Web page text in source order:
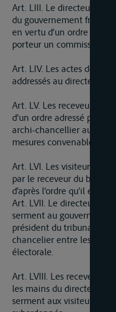
Art. LIII. Le directeur
du gouvernement
en vertu d’un ordre de
porteur un commissaire
Art. LIV. Les actes de
addressés au directeur
Art. LV. Les receveurs et
d’un ordre adressé pour
archi-chancellier au
mesures convenables
Art. LVI. Les visiteurs et
par le receveur du
d’après l’ordre qu’il en
Art. LVII. Le directeur
serment au
président du tribunal civil
chancelier entre les
électorale.
Art. LVIII. Les receveurs
les mains du directeur
serment aux visiteurs et